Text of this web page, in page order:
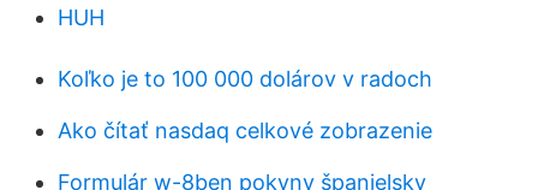
HUH
Koľko je to 100 000 dolárov v radoch
Ako čítať nasdaq celkové zobrazenie
Formulár w-8ben pokyny španielsky